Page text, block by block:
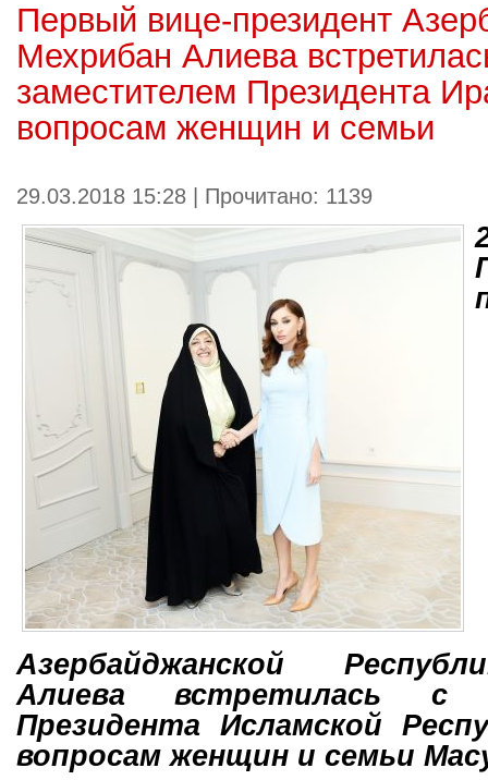
Первый вице-президент
Мехрибан Алиева
заместителем Президента
вопросам женщин и семьи
29.03.2018 15:28 | Прочитано: 1139
Азербайджанской
Алиева встретилась с
Президента Исламской
вопросам женщин и семьи